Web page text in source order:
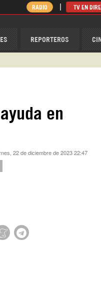
REPORTEROS
RADIO TV EN
en
22 de diciembre de 2023 22:47